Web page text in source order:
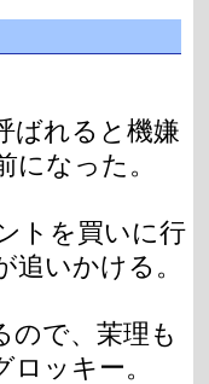
ばれると機嫌
になった。
トを買いに行
追いかける。
ので、茉理も
ッキー。